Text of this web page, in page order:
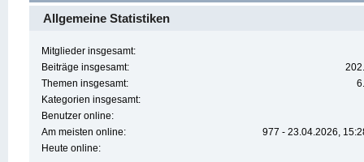
Allgemeine Statistiken
Mitglieder insgesamt:
Beiträge insgesamt:
Themen insgesamt:
Kategorien insgesamt:
Benutzer online:
Am meisten online:
977 - 23.04.2026,
Heute online: